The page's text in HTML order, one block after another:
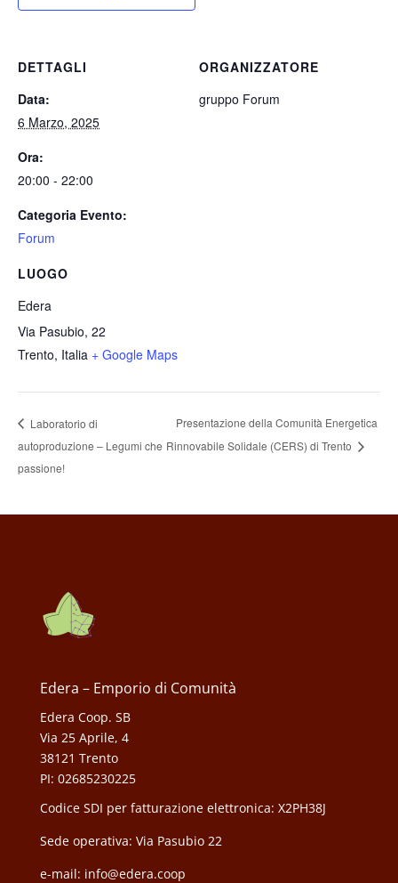
DETTAGLI
Data:
6 Marzo, 2025
Ora:
20:00 - 22:00
Categoria Evento:
Forum
LUOGO
Edera
Via Pasubio, 22
Trento, Italia + Google Maps
ORGANIZZATORE
gruppo Forum
Laboratorio di
autoproduzione – Legumi che
passione!
Presentazione della Comunità Energetica
Rinnovabile Solidale (CERS) di Trento
Edera – Emporio di Comunità
Edera Coop. SB
Via 25 Aprile, 4
38121 Trento
PI: 02685230225
Codice SDI per fatturazione elettronica: X2PH38J
Sede operativa: Via Pasubio 22
e-mail: info@edera.coop